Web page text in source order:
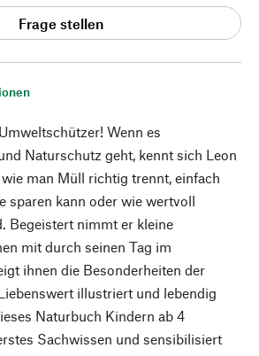
Wenn es
Naturschutz geht, kennt sich Leon
man Müll richtig trennt, einfach
sparen kann oder wie wertvoll
Begeistert nimmt er kleine
mit durch seinen Tag im
ihnen die Besonderheiten der
illustriert und lebendig
Naturbuch Kindern ab 4
Sachwissen und sensibilisiert
Frage stellen